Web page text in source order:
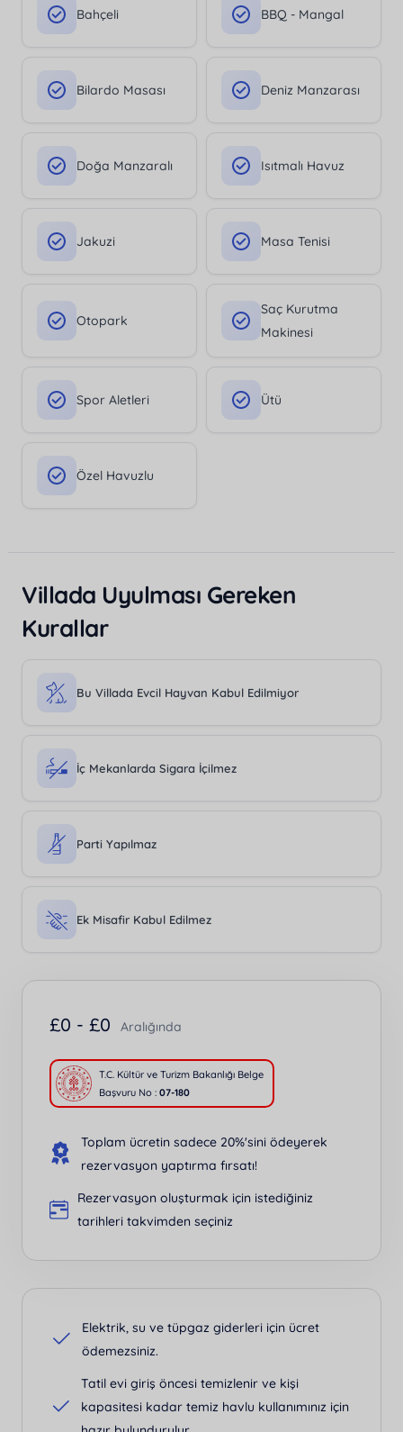
Bahçeli BBQ - Mangal
Bilardo Masası Deniz Manzarası
Doğa Manzaralı Isıtmalı Havuz
Jakuzi Masa Tenisi
Otopark
Saç Kurutma
Makinesi
Spor Aletleri Ütü
Özel Havuzlu
Villada Uyulması Gereken
Kurallar
Bu Villada Evcil Hayvan Kabul Edilmiyor
İç Mekanlarda Sigara İçilmez
Parti Yapılmaz
Ek Misafir Kabul Edilmez
£0 - £0 Aralığında
T.C. Kültür ve Turizm Bakanlığı Belge
Başvuru No : 07-180
Toplam ücretin sadece 20%'sini ödeyerek
rezervasyon yaptırma fırsatı!
Rezervasyon oluşturmak için istediğiniz
tarihleri takvimden seçiniz
Elektrik, su ve tüpgaz giderleri için ücret
ödemezsiniz.
Tatil evi giriş öncesi temizlenir ve kişi
kapasitesi kadar temiz havlu kullanımınız için